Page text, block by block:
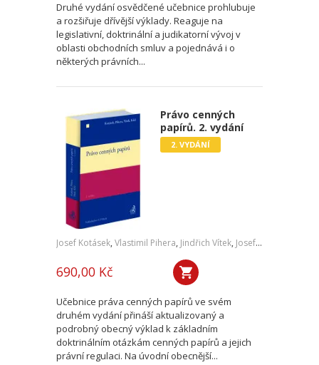
Druhé vydání osvědčené učebnice prohlubuje
a rozšiřuje dřívější výklady. Reaguje na
legislativní, doktrinální a judikatorní vývoj v
oblasti obchodních smluv a pojednává i o
některých právních...
Právo cenných
papírů. 2. vydání
2. VYDÁNÍ
Josef Kotásek, Vlastimil Pihera, Jindřich Vítek, Josef Kříž
690,00 Kč
Učebnice práva cenných papírů ve svém
druhém vydání přináší aktualizovaný a
podrobný obecný výklad k základním
doktrinálním otázkám cenných papírů a jejich
právní regulaci. Na úvodní obecnější...